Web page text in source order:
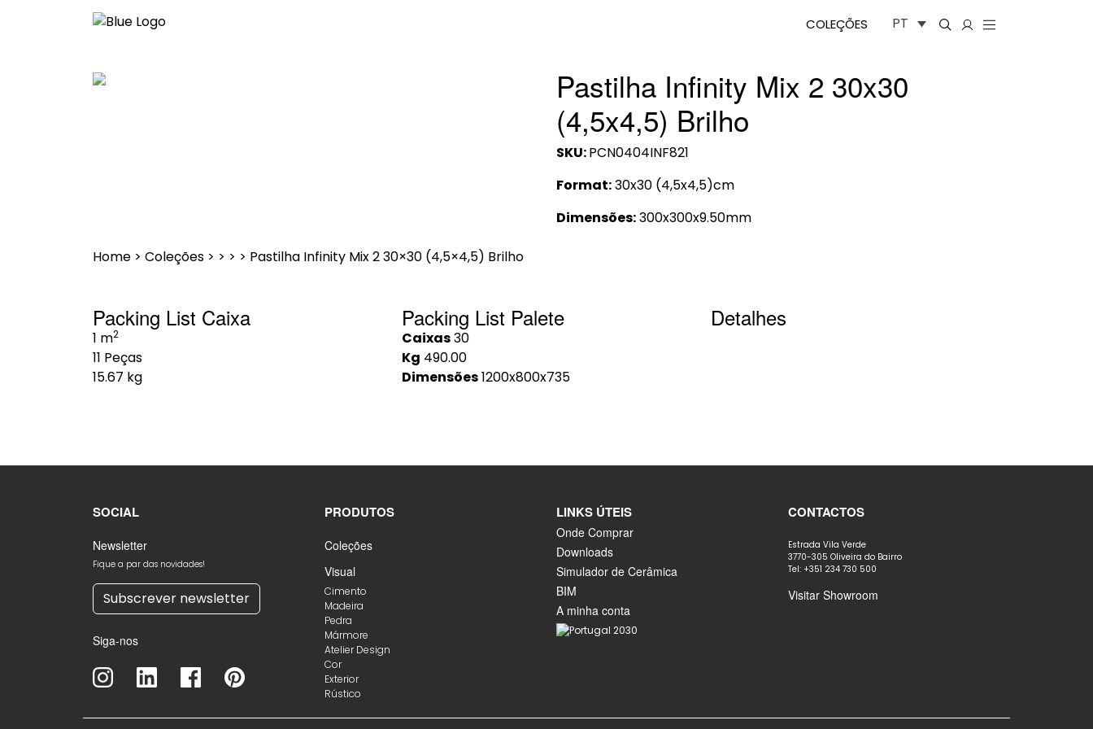
COLEÇÕES PT
Pastilha Infinity Mix 2 30x30
(4,5x4,5) Brilho
SKU:PCN0404INF821
Format:30x30 (4,5x4,5)cm
Dimensões:300x300x9.50mm
Home > Coleções > > > > Pastilha Infinity Mix 2 30×30 (4,5×4,5) Brilho
Packing List Caixa
1 m2
11 Peças
15.67 kg
Packing List Palete
Caixas30
Kg 490.00
Dimensões1200x800x735
Detalhes
SOCIAL
Newsletter
Fique a par das novidades!
Subscrever newsletter
Siga-nos
PRODUTOS
Coleções
Visual
Cimento
Madeira
Pedra
Mármore
Atelier Design
Cor
Exterior
Rústico
LINKS ÚTEIS
Onde Comprar
Downloads
Simulador de Cerâmica
BIM
A minha conta
CONTACTOS
Estrada Vila Verde
3770-305 Oliveira do Bairro
Tel: +351 234 730 500
Visitar Showroom